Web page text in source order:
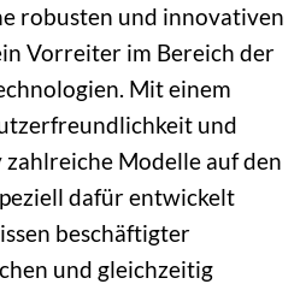
robusten und innovativen
Vorreiter im Bereich der
Mit einem
und
Modelle auf den
dafür entwickelt
beschäftigter
und gleichzeitig